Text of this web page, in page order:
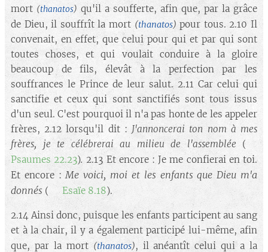
mort (thanatos) qu'il a soufferte, afin que, par la grâce
de Dieu, il souffrît la mort (thanatos) pour tous. 2.10 Il
convenait, en effet, que celui pour qui et par qui sont
toutes choses, et qui voulait conduire à la gloire
beaucoup de fils, élevât à la perfection par les
souffrances le Prince de leur salut. 2.11 Car celui qui
sanctifie et ceux qui sont sanctifiés sont tous issus
d'un seul. C'est pourquoi il n'a pas honte de les appeler
frères, 2.12 lorsqu'il dit : J'annoncerai ton nom à mes
frères, je te célébrerai au milieu de l'assemblée (➡️
Psaumes 22.23). 2.13 Et encore : Je me confierai en toi.
Et encore :Me voici, moi et les enfants que Dieu m'a
donnés (➡️ Esaïe 8.18).
2.14 Ainsi donc, puisque les enfants participent au sang
et à la chair, il y a également participé lui-même, afin
que, par la mort(thanatos), il anéantît celui qui a la